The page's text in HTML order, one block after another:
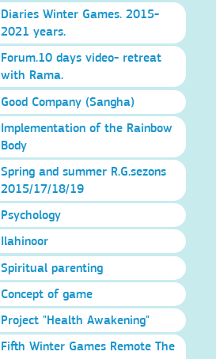
Diaries Winter Games. 2015-
2021 years.
Forum.10 days video- retreat
with Rama.
Good Company (Sangha)
Implementation of the Rainbow
Body
Spring and summer R.G.sezons
2015/17/18/19
Psychology
Ilahinoor
Spiritual parenting
Concept of game
Project "Health Awakening"
Fifth Winter Games Remote The